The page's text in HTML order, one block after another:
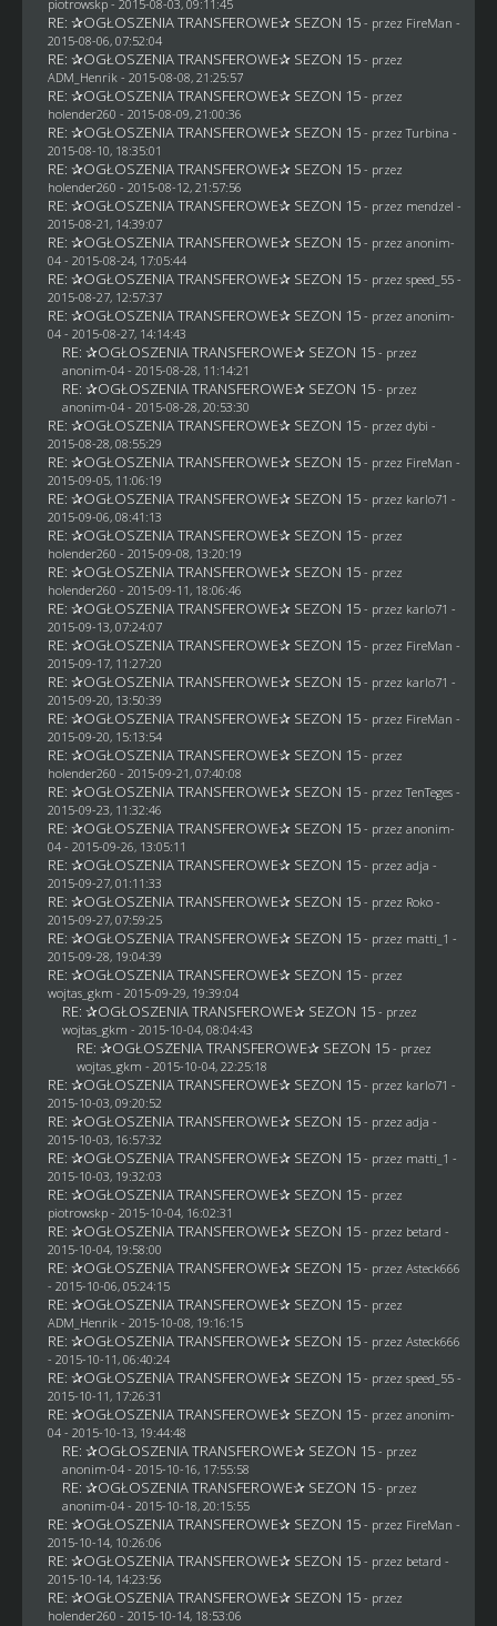
piotrowskp- 2015-08-03, 09:11:45
RE: ✰OGŁOSZENIA TRANSFEROWE✰ SEZON 15 - przez FireMan -
2015-08-06, 07:52:04
RE: ✰OGŁOSZENIA TRANSFEROWE✰ SEZON 15 - przez
ADM_Henrik - 2015-08-08, 21:25:57
RE: ✰OGŁOSZENIA TRANSFEROWE✰ SEZON 15 - przez
holender260 - 2015-08-09, 21:00:36
RE: ✰OGŁOSZENIA TRANSFEROWE✰ SEZON 15 - przez Turbina -
2015-08-10, 18:35:01
RE: ✰OGŁOSZENIA TRANSFEROWE✰ SEZON 15 - przez
holender260 - 2015-08-12, 21:57:56
RE: ✰OGŁOSZENIA TRANSFEROWE✰ SEZON 15 - przez mendzel -
2015-08-21, 14:39:07
RE: ✰OGŁOSZENIA TRANSFEROWE✰ SEZON 15 - przez anonim-
04- 2015-08-24, 17:05:44
RE: ✰OGŁOSZENIA TRANSFEROWE✰ SEZON 15 - przez speed_55 -
2015-08-27, 12:57:37
RE: ✰OGŁOSZENIA TRANSFEROWE✰ SEZON 15 - przez anonim-
04- 2015-08-27, 14:14:43
RE: ✰OGŁOSZENIA TRANSFEROWE✰ SEZON 15 - przez
anonim-04- 2015-08-28, 11:14:21
RE: ✰OGŁOSZENIA TRANSFEROWE✰ SEZON 15 - przez
anonim-04- 2015-08-28, 20:53:30
RE: ✰OGŁOSZENIA TRANSFEROWE✰ SEZON 15 - przez dybi -
2015-08-28, 08:55:29
RE: ✰OGŁOSZENIA TRANSFEROWE✰ SEZON 15 - przez FireMan -
2015-09-05, 11:06:19
RE: ✰OGŁOSZENIA TRANSFEROWE✰ SEZON 15 - przez karlo71 -
2015-09-06, 08:41:13
RE: ✰OGŁOSZENIA TRANSFEROWE✰ SEZON 15 - przez
holender260 - 2015-09-08, 13:20:19
RE: ✰OGŁOSZENIA TRANSFEROWE✰ SEZON 15 - przez
holender260 - 2015-09-11, 18:06:46
RE: ✰OGŁOSZENIA TRANSFEROWE✰ SEZON 15 - przez karlo71 -
2015-09-13, 07:24:07
RE: ✰OGŁOSZENIA TRANSFEROWE✰ SEZON 15 - przez FireMan -
2015-09-17, 11:27:20
RE: ✰OGŁOSZENIA TRANSFEROWE✰ SEZON 15 - przez karlo71 -
2015-09-20, 13:50:39
RE: ✰OGŁOSZENIA TRANSFEROWE✰ SEZON 15 - przez FireMan -
2015-09-20, 15:13:54
RE: ✰OGŁOSZENIA TRANSFEROWE✰ SEZON 15 - przez
holender260 - 2015-09-21, 07:40:08
RE: ✰OGŁOSZENIA TRANSFEROWE✰ SEZON 15 - przezTenTeges-
2015-09-23, 11:32:46
RE: ✰OGŁOSZENIA TRANSFEROWE✰ SEZON 15 - przez anonim-
04- 2015-09-26, 13:05:11
RE: ✰OGŁOSZENIA TRANSFEROWE✰ SEZON 15 - przez adja -
2015-09-27, 01:11:33
RE: ✰OGŁOSZENIA TRANSFEROWE✰ SEZON 15 - przez Roko-
2015-09-27, 07:59:25
RE: ✰OGŁOSZENIA TRANSFEROWE✰ SEZON 15 - przez matti_1 -
2015-09-28, 19:04:39
RE: ✰OGŁOSZENIA TRANSFEROWE✰ SEZON 15 - przez
wojtas_gkm - 2015-09-29, 19:39:04
RE: ✰OGŁOSZENIA TRANSFEROWE✰ SEZON 15 - przez
wojtas_gkm - 2015-10-04, 08:04:43
RE: ✰OGŁOSZENIA TRANSFEROWE✰ SEZON 15 - przez
wojtas_gkm - 2015-10-04, 22:25:18
RE: ✰OGŁOSZENIA TRANSFEROWE✰ SEZON 15 - przez karlo71 -
2015-10-03, 09:20:52
RE: ✰OGŁOSZENIA TRANSFEROWE✰ SEZON 15 - przez adja -
2015-10-03, 16:57:32
RE: ✰OGŁOSZENIA TRANSFEROWE✰ SEZON 15 - przez matti_1 -
2015-10-03, 19:32:03
RE: ✰OGŁOSZENIA TRANSFEROWE✰ SEZON 15 - przez
piotrowskp- 2015-10-04, 16:02:31
RE: ✰OGŁOSZENIA TRANSFEROWE✰ SEZON 15 - przez betard -
2015-10-04, 19:58:00
RE: ✰OGŁOSZENIA TRANSFEROWE✰ SEZON 15 - przez Asteck666
- 2015-10-06, 05:24:15
RE: ✰OGŁOSZENIA TRANSFEROWE✰ SEZON 15 - przez
ADM_Henrik - 2015-10-08, 19:16:15
RE: ✰OGŁOSZENIA TRANSFEROWE✰ SEZON 15 - przez Asteck666
- 2015-10-11, 06:40:24
RE: ✰OGŁOSZENIA TRANSFEROWE✰ SEZON 15 - przez speed_55 -
2015-10-11, 17:26:31
RE: ✰OGŁOSZENIA TRANSFEROWE✰ SEZON 15 - przez anonim-
04- 2015-10-13, 19:44:48
RE: ✰OGŁOSZENIA TRANSFEROWE✰ SEZON 15 - przez
anonim-04- 2015-10-16, 17:55:58
RE: ✰OGŁOSZENIA TRANSFEROWE✰ SEZON 15 - przez
anonim-04- 2015-10-18, 20:15:55
RE: ✰OGŁOSZENIA TRANSFEROWE✰ SEZON 15 - przez FireMan -
2015-10-14, 10:26:06
RE: ✰OGŁOSZENIA TRANSFEROWE✰ SEZON 15 - przez betard -
2015-10-14, 14:23:56
RE: ✰OGŁOSZENIA TRANSFEROWE✰ SEZON 15 - przez
holender260 - 2015-10-14, 18:53:06